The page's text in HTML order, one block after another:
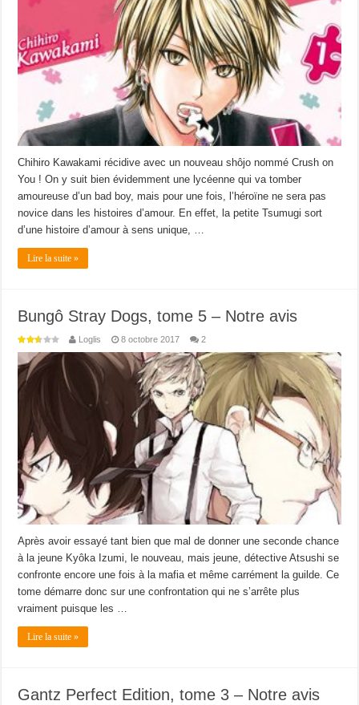
Chihiro Kawakami récidive avec un nouveau shôjo nommé Crush on
You ! On y suit bien évidemment une lycéenne qui va tomber
amoureuse d’un bad boy, mais pour une fois, l’héroïne ne sera pas
novice dans les histoires d’amour. En effet, la petite Tsumugi sort
d’une histoire d’amour à sens unique, …
Lire la suite »
Bungô Stray Dogs, tome 5 – Notre avis
Loglis 8 octobre 2017 2
Après avoir essayé tant bien que mal de donner une seconde chance
à la jeune Kyôka Izumi, le nouveau, mais jeune, détective Atsushi se
confronte encore une fois à la mafia et même carrément la guilde. Ce
tome démarre donc sur une confrontation qui ne s’arrête plus
vraiment puisque les …
Lire la suite »
Gantz Perfect Edition, tome 3 – Notre avis